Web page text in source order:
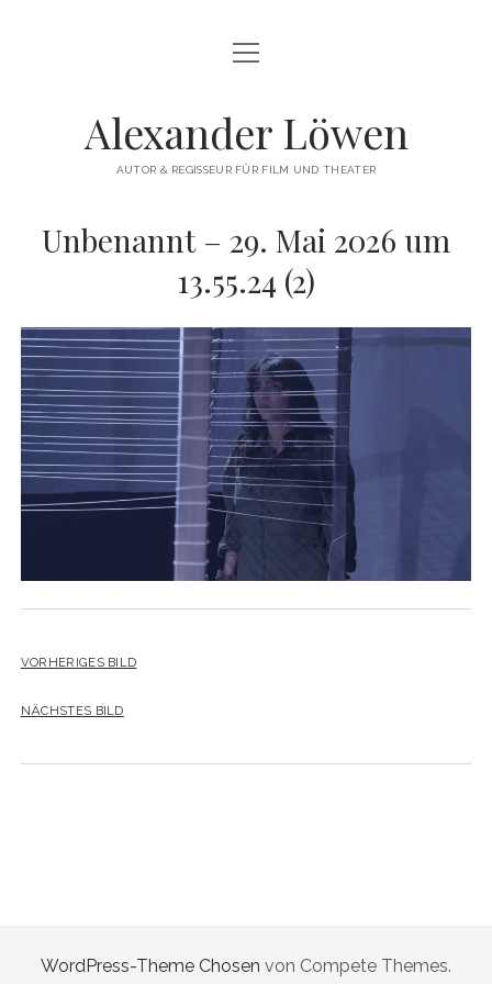
HERZLICH WILLKOMMEN
DREHBUCH & FILMREGIE
COMMERCIAL
VITA
KONTAKT
instagram
Menü
öffnen
Alexander Löwen
AUTOR & REGISSEUR FÜR FILM UND THEATER
Unbenannt – 29. Mai 2026 um
13.55.24 (2)
VORHERIGES BILD
NÄCHSTES BILD
WordPress-Theme Chosen von Compete Themes.